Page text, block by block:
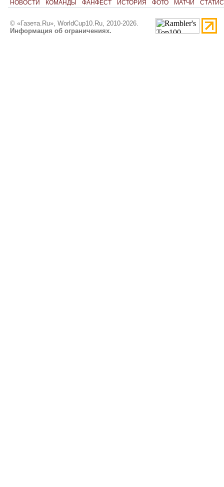
НОВОСТИ КОМАНДЫ ФАНФЕСТ ИСТОРИЯ ФОТО МАТЧИ
© «Газета.Ru», WorldCup10.Ru, 2010-2026.
Информация об ограничениях.